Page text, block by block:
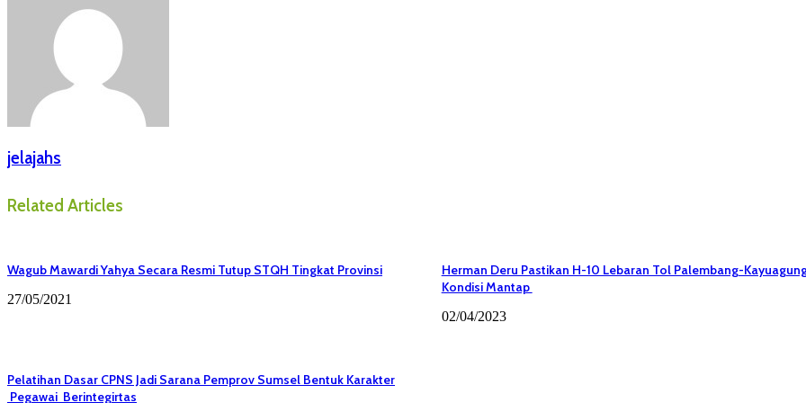
jelajahs
Related Articles
Wagub Mawardi Yahya Secara Resmi Tutup STQH Tingkat Provinsi
27/05/2021
Herman Deru Pastikan H-10 Lebaran Tol Palembang-
Kondisi Mantap
02/04/2023
Pelatihan Dasar CPNS Jadi Sarana Pemprov Sumsel Bentuk Karakter
Pegawai Berintegirtas